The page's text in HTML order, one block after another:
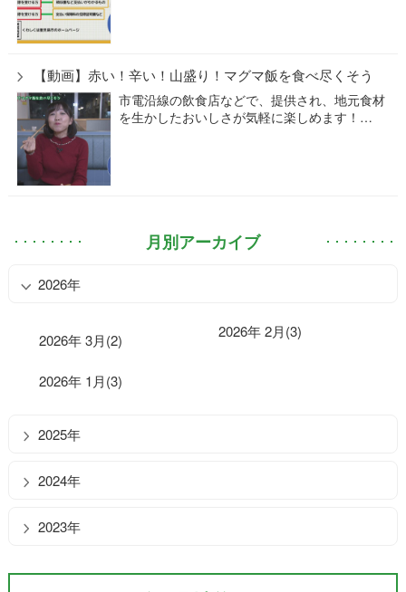
【動画】赤い！辛い！山盛り！マグマ飯を食べ尽くそう
市電沿線の飲食店などで、提供され、地元食材
を生かしたおいしさが気軽に楽しめます！…
月別アーカイブ
2026年
2026年 3月(2) 2026年 2月(3)
2026年 1月(3)
2025年
2024年
2023年